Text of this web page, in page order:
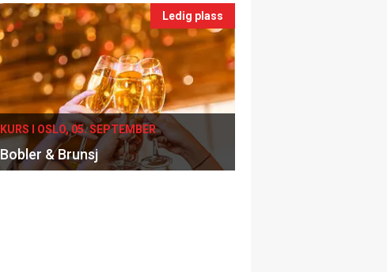
Ledig plass
KURS I OSLO, 05. SEPTEMBER
Bobler & Brunsj